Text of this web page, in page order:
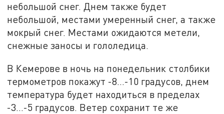
небольшой снег. Днем также будет
небольшой, местами умеренный снег, а также
мокрый снег. Местами ожидаются метели,
снежные заносы и гололедица.
В Кемерове в ночь на понедельник столбики
термометров покажут -8…-10 градусов, днем
температура будет находиться в пределах
-3…-5 градусов. Ветер сохранит те же